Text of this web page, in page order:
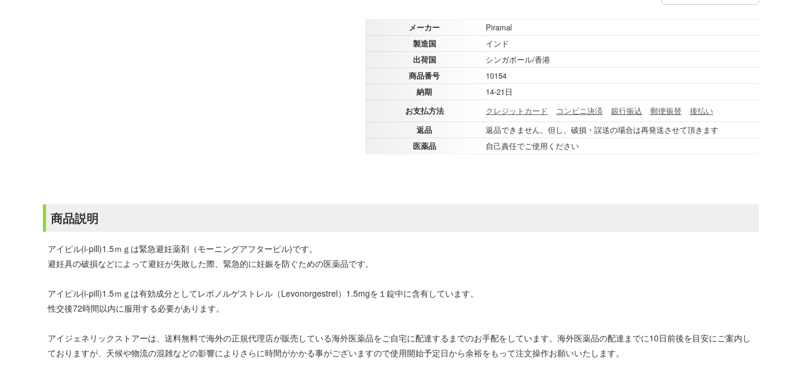
メーカー
Piramal
製造国
インド
出荷国
シンガポール/香港
商品番号
10154
納期
14-21日
お支払方法
クレジットカード コンビニ決済 銀行振込 郵便振替
後払い
返品
返品できません。但し、破損・誤送の場合は再発送させて頂きます
医薬品
自己責任でご使用ください
商品説明
アイピル(i-pill)1.5ｍｇは緊急避妊薬剤（モーニングアフターピル)です。
避妊具の破損などによって避妊が失敗した際、緊急的に妊娠を防ぐための医薬品です。
アイピル(i-pill)1.5ｍｇは有効成分としてレボノルゲストレル（Levonorgestrel）1.5mgを１錠中に含有しています。
性交後72時間以内に服用する必要があります。
アイジェネリックストアーは、送料無料で海外の正規代理店が販売している海外医薬品をご自宅に配達するまでのお手配をしています。海外医薬品の配達までに10日前後を目安にご案内し
ておりますが、天候や物流の混雑などの影響によりさらに時間がかかる事がございますので使用開始予定日から余裕をもって注文操作お願いいたします。